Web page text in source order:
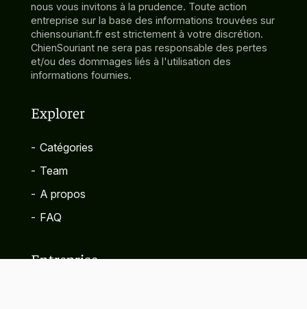
nous vous invitons à la prudence. Toute action
entreprise sur la base des informations trouvées sur
chiensouriant.fr est strictement à votre discrétion.
ChienSouriant ne sera pas responsable des pertes
et/ou des dommages liés à l'utilisation des
informations fournies.
Explorer
- Catégories
- Team
- A propos
- FAQ
Entreprise